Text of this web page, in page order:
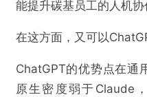
能提升碳基员工的人机协
在这方面，又可以
ChatGPT的优势点在通
原生密度弱于Claude